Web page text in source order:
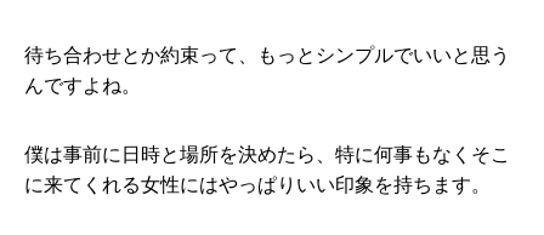
待ち合わせとか約束って、もっとシンプルでいいと思う
んですよね。
僕は事前に日時と場所を決めたら、特に何事もなくそこ
に来てくれる女性にはやっぱりいい印象を持ちます。